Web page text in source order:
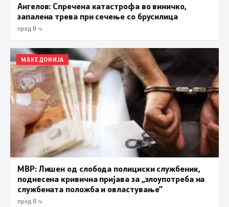
Ангелов: Спречена катастрофа во виничко,
запалена трева при сечење со брусилица
пред 8 ч.
МАКЕДОНИЈА
МВР: Лишен од слобода полициски службеник,
поднесена кривична пријава за „злоупотреба на
службената положба и овластување”
пред 8 ч.